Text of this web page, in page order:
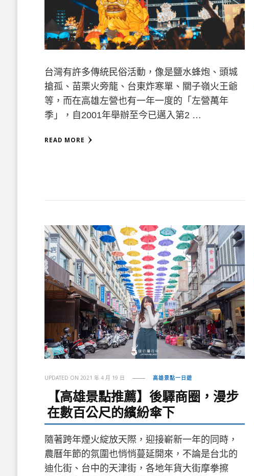
台灣有許多傳統民俗活動，像是鹽水蜂炮、頭城
搶孤、苗栗火旁龍、台東炸寒單、關子嶺火王爺
等，而在高雄左營也有一年一度的「左營萬年
季」，自2001年舉辦至今已邁入第2 …
READ MORE
UPDATED ON2021 年 4 月 19 日 高雄景點一日遊
【高雄景點推薦】後驛商圈，漫步
在數百公尺的繽紛傘下
隨著跨年煙火綻放天際，迎接嶄新一年的同時，
農曆年節的氛圍也悄悄蔓延開來，不論是台北的
迪化街、台中的天津街，各地年貨大街摩拳擦